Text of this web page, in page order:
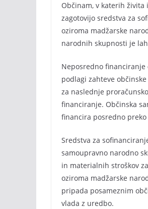
Občinam, v katerih
zagotovijo sredstva za
oziroma madžarske
narodnih skupnosti je
Neposredno
podlagi zahteve
za naslednje
financiranje. Občinska
financira posredno
Sredstva za
samoupravno narodno
in materialnih stroškov
oziroma madžarske
pripada posameznim
vlada z uredbo.